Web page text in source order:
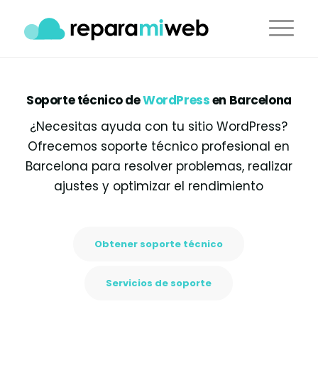
Soporte técnico deWordPressen Barcelona
¿Necesitas ayuda con tu sitio WordPress?
Ofrecemos soporte técnico profesional en
Barcelona para resolver problemas, realizar
ajustes y optimizar el rendimiento
Obtener soporte técnico
Servicios de soporte